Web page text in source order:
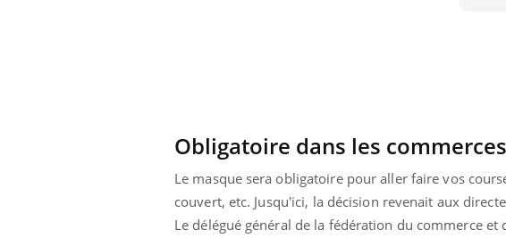
Obligatoire dans les
Le masque sera obligatoire pour aller faire vos
couvert, etc. Jusqu'ici, la décision revenait aux
Le délégué général de la fédération du commerce et